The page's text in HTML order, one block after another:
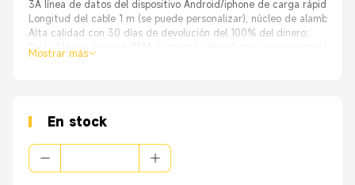
3A línea de datos del dispositivo Android/iphone de carga rápida;
Longitud del cable 1 m (se puede personalizar), núcleo de alambre
Alta calidad con 30 días de devolución del 100% del dinero;
De la fábrica original OEM, la misma calidad con un precio mucho
Aplicación principal de los cables de conversión USB/
Sobre molde:PVC 80Pa, UL94V-0 Negro
Color de la chaqueta: AZUL, NEGRO, BLANCO u opcional
Mostrar más
En stock